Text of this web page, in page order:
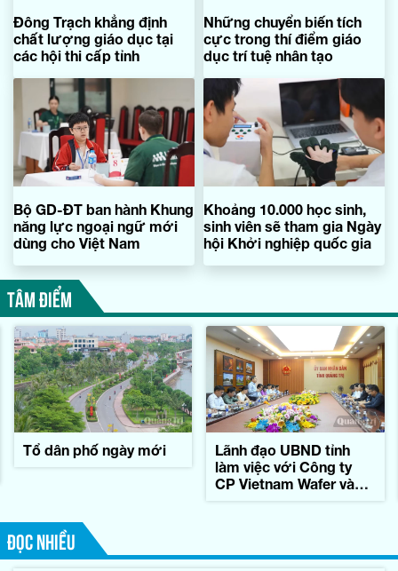
Đông Trạch khẳng định
chất lượng giáo dục tại
các hội thi cấp tỉnh
Những chuyển biến tích
cực trong thí điểm giáo
dục trí tuệ nhân tạo
Bộ GD-ĐT ban hành Khung
năng lực ngoại ngữ mới
dùng cho Việt Nam
Khoảng 10.000 học sinh,
sinh viên sẽ tham gia Ngày
hội Khởi nghiệp quốc gia
TÂM ĐIỂM
Tổ dân phố ngày mới
Lãnh đạo UBND tỉnh
làm việc với Công ty
CP Vietnam Wafer và
ĐỌC NHIỀU